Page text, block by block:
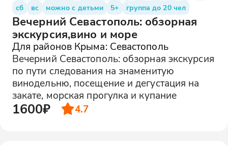
сб вс можно с детьми 5+ группа до 20 чел
Вечерний Севастополь: обзорная
экскурсия,вино и море
Для районов Крыма: Севастополь
Вечерний Севастополь: обзорная экскурсия
по пути следования на знаменитую
винодельню, посещение и дегустация на
закате, морская прогулка и купание
1600₽ 4.7